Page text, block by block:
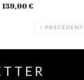
139,00 €
PRÉCÉDENT